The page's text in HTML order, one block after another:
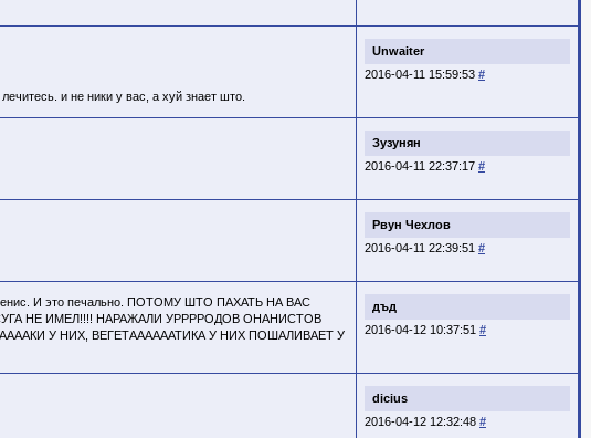
Unwaiter
2016-04-11 15:59:53 #
и не ники у вас, а хуй знает што.
Зузунян
2016-04-11 22:37:17 #
Рвун Чехлов
2016-04-11 22:39:51 #
дъд
2016-04-12 10:37:51 #
пенис. И это печально. ПОТОМУ ШТО ПАХАТЬ НА ВАС
НЕ ИМЕЛ!!!! НАРАЖАЛИ УРРРРОДОВ ОНАНИСТОВ
У НИХ, ВЕГЕТААААААТИКА У НИХ ПОШАЛИВАЕТ У
dicius
2016-04-12 12:32:48 #